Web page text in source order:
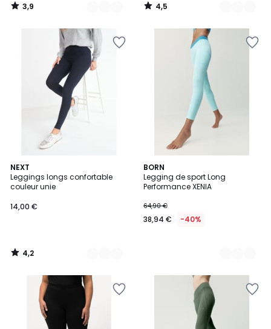
3,9
/
4,5
/
NEXT
Leggings longs confortable
couleur unie
14,00 €
4,2
/ 5
4
Couleurs
4,2
/
BORN
Legging de sport Long
Performance XENIA
64,90 €
38,94 € -40%
2
Couleurs